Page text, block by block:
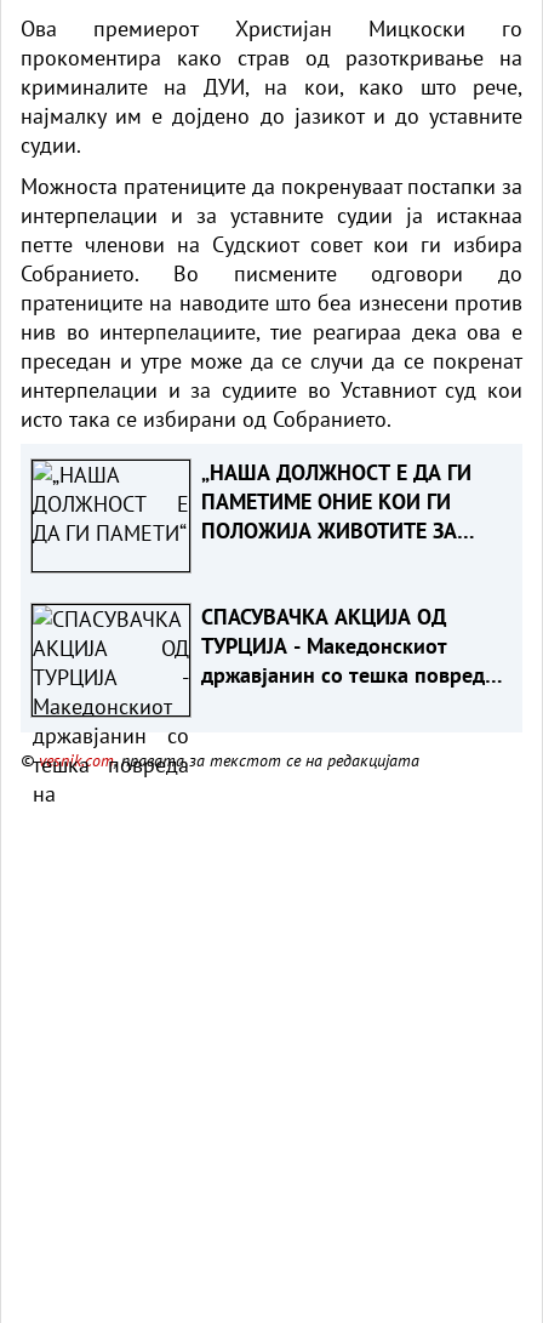
Ова премиерот Христијан Мицкоски го
прокоментира како страв од разоткривање на
криминалите на ДУИ, на кои, како што рече,
најмалку им е дојдено до јазикот и до уставните
судии.
Можноста пратениците да покренуваат постапки за
интерпелации и за уставните судии ја истакнаа
петте членови на Судскиот совет кои ги избира
Собранието. Во писмените одговори до
пратениците на наводите што беа изнесени против
нив во интерпелациите, тие реагираа дека ова е
преседан и утре може да се случи да се покренат
интерпелации и за судиите во Уставниот суд кои
исто така се избирани од Собранието.
„НАША ДОЛЖНОСТ Е ДА ГИ
ПАМЕТИМЕ ОНИЕ КОИ ГИ
ПОЛОЖИЈА ЖИВОТИТЕ ЗА
од Карпалак
СПАСУВАЧКА АКЦИЈА ОД
ТУРЦИЈА - Македонскиот
државјанин со тешка повреда
©vesnik.com, правата за текстот се на редакцијата